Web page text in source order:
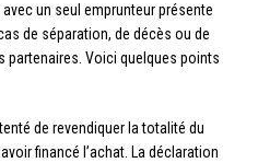
un seul emprunteur présente
de séparation, de décès ou de
partenaires. Voici quelques points
de revendiquer la totalité du
financé l’achat. La déclaration